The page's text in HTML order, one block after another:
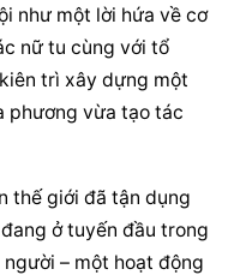
như một lời hứa về cơ
nữ tu cùng với tổ
trì xây dựng một
phương vừa tạo tác
thế giới đã tận dụng
ở tuyến đầu trong
– một hoạt động